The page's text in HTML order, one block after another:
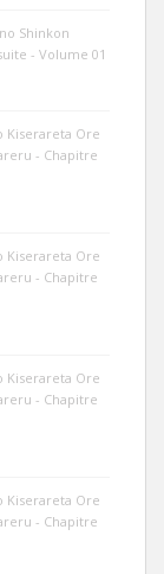
Shinkon
- Volume 01
Kiserareta Ore
- Chapitre
Kiserareta Ore
- Chapitre
Kiserareta Ore
- Chapitre
Kiserareta Ore
- Chapitre